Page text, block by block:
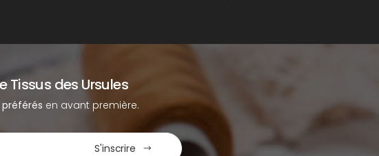
des Ursules
en avant première.
S'inscrire